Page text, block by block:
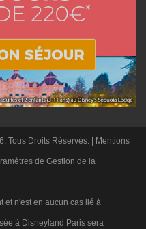
Tous Droits Réservés. | Mentions
de Gestion de la
et n'est en aucun cas lié à
à Disneyland Paris sera